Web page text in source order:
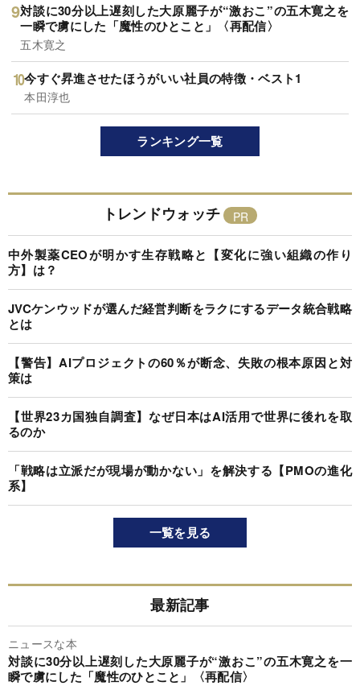
対談に30分以上遅刻した大原麗子が“激おこ”の五木寛之を
一瞬で虜にした「魔性のひとこと」〈再配信〉
五木寛之
今すぐ昇進させたほうがいい社員の特徴・ベスト1
本田淳也
ランキング一覧
トレンドウォッチ
中外製薬CEOが明かす生存戦略と【変化に強い組織の作り
方】は？
JVCケンウッドが選んだ経営判断をラクにするデータ統合戦略
とは
【警告】AIプロジェクトの60％が断念、失敗の根本原因と対
策は
【世界23カ国独自調査】なぜ日本はAI活用で世界に後れを取
るのか
「戦略は立派だが現場が動かない」を解決する【PMOの進化
系】
一覧を見る
最新記事
ニュースな本
対談に30分以上遅刻した大原麗子が“激おこ”の五木寛之を一
瞬で虜にした「魔性のひとこと」〈再配信〉